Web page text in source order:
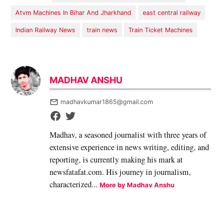
Atvm Machines In Bihar And Jharkhand east central railway
Indian Railway News train news Train Ticket Machines
MADHAV ANSHU
madhavkumar1865@gmail.com
Madhav, a seasoned journalist with three years of
extensive experience in news writing, editing, and
reporting, is currently making his mark at
newsfatafat.com. His journey in journalism,
characterized...More by Madhav Anshu